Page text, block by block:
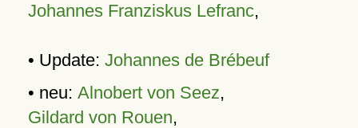
Johannes Franziskus Lefranc,
• Update: Johannes de Brébeuf
• neu: Alnobert von Seez,
Gildard von Rouen,